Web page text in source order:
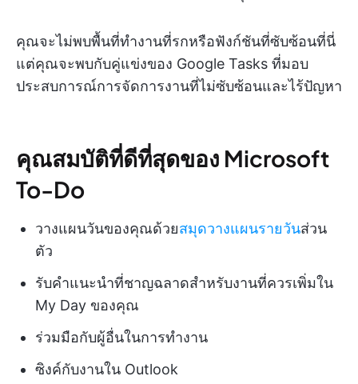
คุณจะไม่พบพื้นที่ทำงานที่รกหรือฟังก์ชันที่ซับซ้อนที่นี่
แต่คุณจะพบกับคู่แข่งของ Google Tasks ที่มอบ
ประสบการณ์การจัดการงานที่ไม่ซับซ้อนและไร้ปัญหา
คุณสมบัติที่ดีที่สุดของ Microsoft
To-Do
วางแผนวันของคุณด้วยสมุดวางแผนรายวันส่วน
ตัว
รับคำแนะนำที่ชาญฉลาดสำหรับงานที่ควรเพิ่มใน
My Day ของคุณ
ร่วมมือกับผู้อื่นในการทำงาน
ซิงค์กับงานใน Outlook